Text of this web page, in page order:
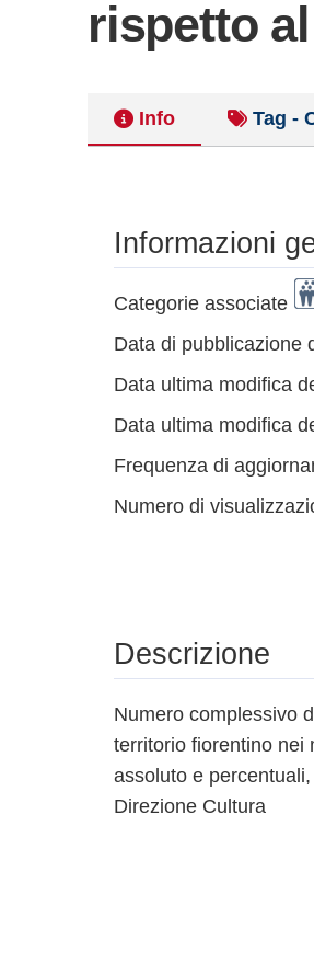
rispetto
Info Tag -
Informazioni
Categorie associate
Data di pubblicazione
Data ultima modifica
Data ultima modifica
Frequenza di
Numero di
Descrizione
Numero complessivo
territorio fiorentino nei
assoluto e
Direzione Cultura